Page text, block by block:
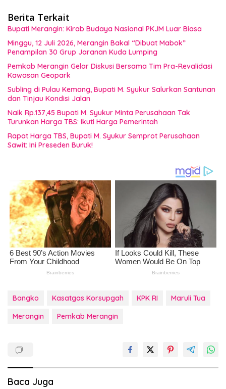
Berita Terkait
Bupati Merangin: Kirab Budaya Nasional PKJM Luar Biasa
Minggu, 12 Juli 2026, Merangin Bakal “Dibuat Mabok”
Penampilan 30 Grup Jaranan Kuda Lumping
Pemkab Merangin Gelar Diskusi Bersama Tim Pra-Revalidasi
Kawasan Geopark
Subling di Pulau Kemang, Bupati M. Syukur Salurkan Santunan
dan Tinjau Kondisi Jalan
Naik Rp.137,45 Bupati M. Syukur Minta Perusahaan Tak
Turunkan Harga TBS: Ikuti Harga Pemerintah
Rapat Harga TBS, Bupati M. Syukur Semprot Perusahaan
Sawit: Ini Preseden Buruk!
Bangko Kasatgas Korsupgah KPK RI
Maruli Tua
Merangin
Pemkab Merangin
Baca Juga